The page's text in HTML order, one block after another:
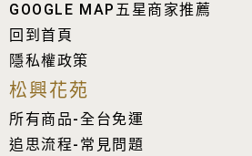
GOOGLE MAP五星商家推薦
回到首頁
隱私權政策
松興花苑
所有商品-全台免運
追思流程-常見問題